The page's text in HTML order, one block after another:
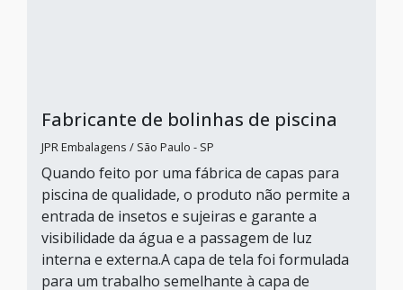
Fabricante de bolinhas de piscina
JPR Embalagens / São Paulo - SP
Quando feito por uma fábrica de capas para
piscina de qualidade, o produto não permite a
entrada de insetos e sujeiras e garante a
visibilidade da água e a passagem de luz
interna e externa.A capa de tela foi formulada
para um trabalho semelhante à capa de